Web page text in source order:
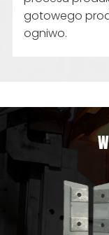
gotowego
ogniwo.